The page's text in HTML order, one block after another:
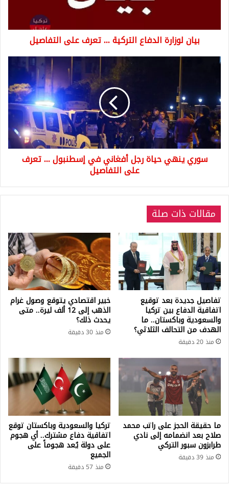
بيان لوزارة الدفاع التركية ... تعرف على التفاصيل
سوري
رجل
أفغاني
في
إسطنبول
...
تعرف
سوري ينهي حياة رجل أفغاني في إسطنبول ... تعرف
على التفاصيل
مقالات ذات صلة
تفاصيل جديدة بعد توقيع
اتفاقية الدفاع بين تركيا
والسعودية وباكستان.. ما
الهدف من التحالف الثلاثي؟
منذ 20 دقيقة
خبير اقتصادي يتوقع وصول غرام
الذهب إلى 12 ألف ليرة.. متى
يحدث ذلك؟
منذ 30 دقيقة
ما حقيقة الحجز على راتب محمد
صلاح بعد انضمامه إلى نادي
طرابزون سبور التركي
منذ 39 دقيقة
تركيا والسعودية وباكستان توقع
اتفاقية دفاع مشترك.. أي هجوم
على دولة يُعد هجوماً على
الجميع
منذ 57 دقيقة